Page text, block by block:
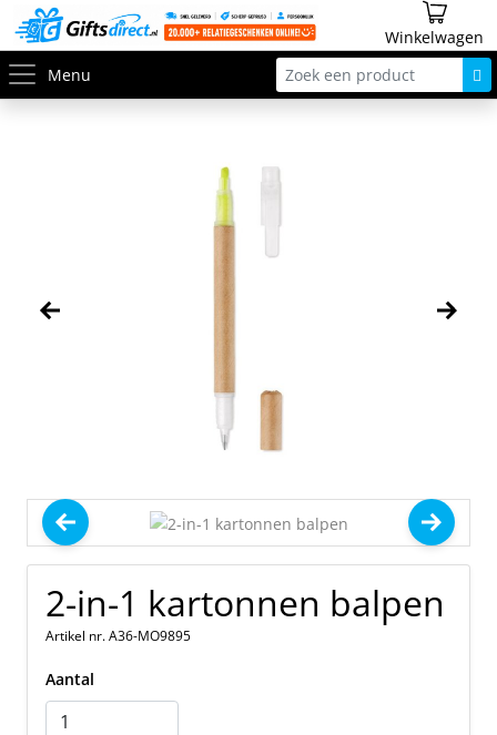
Winkelwagen
Menu
2-in-1 kartonnen balpen
Artikel nr. A36-MO9895
Aantal